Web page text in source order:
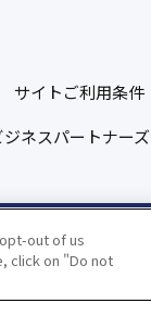
サイトご利用条件
ジネスパートナー
CORPORATION
out of us
click on "Do not